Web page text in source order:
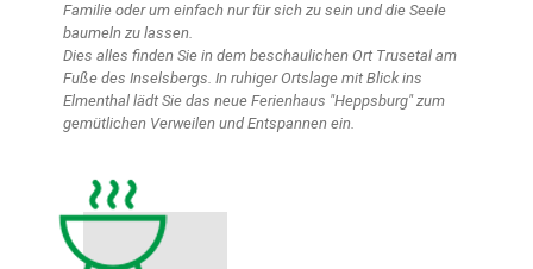
Familie oder um einfach nur für sich zu sein und die Seele
baumeln zu lassen.
Dies alles finden Sie in dem beschaulichen Ort Trusetal am
Fuße des Inselsbergs. In ruhiger Ortslage mit Blick ins
Elmenthal lädt Sie das neue Ferienhaus "Heppsburg" zum
gemütlichen Verweilen und Entspannen ein.